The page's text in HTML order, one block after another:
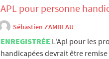
APL pour personne
Sébastien ZAMBEAU
ENREGISTRÉE L'Apl pour les
handicapées devrait être